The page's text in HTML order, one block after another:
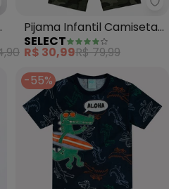
Baby - Pijama Infantil
Pijama Infantil Camiseta
e Bermuda (Verde)
SELECT
R$ 30,99R$ 79,99
-55%